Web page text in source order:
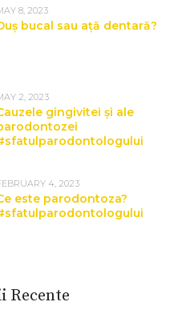
8, 2023
bucal sau ață dentară?
2, 2023
gingivitei și ale
4, 2023
este parodontoza?
Recente